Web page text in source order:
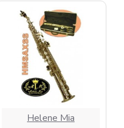
Helene Mia